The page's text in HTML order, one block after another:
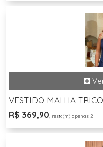
VESTIDO MALHA TRICO
R$ 369,90, resta(m) apenas 2